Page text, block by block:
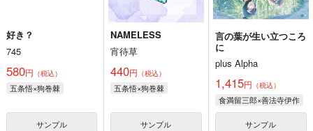
好き？
745
580円 （税込）
五条悟×狗巻棘
サンプル
NAMELESS
宵待草
440円 （税込）
五条悟×狗巻棘
サンプル
言の葉が生い立つころ
に
plus Alpha
1,415円 （税込）
食満留三郎×善法寺伊作
サンプル